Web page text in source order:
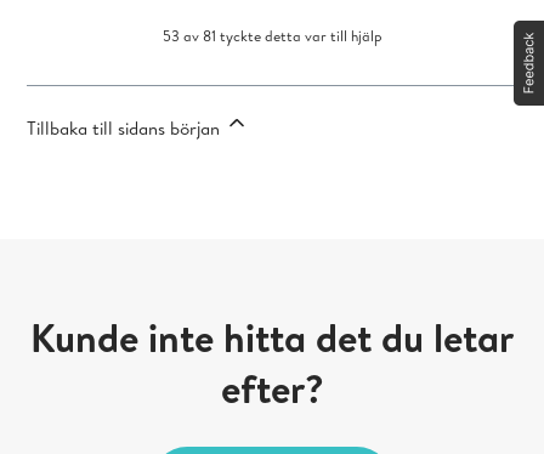
53 av 81 tyckte detta var till hjälp
Tillbaka till sidans början
Kunde inte hitta det du letar
efter?